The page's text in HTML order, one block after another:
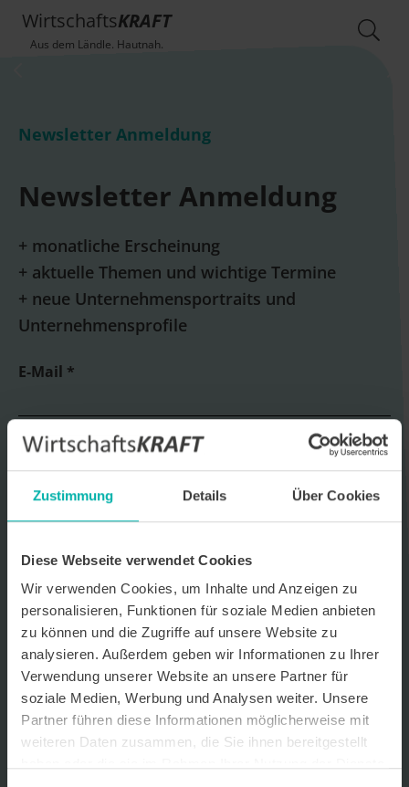
Zustimmung Details Über Cookies
Diese Webseite verwendet Cookies
Wir verwenden Cookies, um Inhalte und Anzeigen zu
personalisieren, Funktionen für soziale Medien anbieten
zu können und die Zugriffe auf unsere Website zu
analysieren. Außerdem geben wir Informationen zu Ihrer
Verwendung unserer Website an unsere Partner für
soziale Medien, Werbung und Analysen weiter. Unsere
Partner führen diese Informationen möglicherweise mit
weiteren Daten zusammen, die Sie ihnen bereitgestellt
WirtschaftsKRAFT
Aus dem Ländle. Hautnah.
Newsletter Anmeldung
Newsletter Anmeldung
+ monatliche Erscheinung
+ aktuelle Themen und wichtige Termine
+ neue Unternehmensportraits und
Unternehmensprofile
E-Mail *
Datenverarbeitungshinweis*
erhalte. Um die Inhalte des Newsletters besser auf meine
begleitende Werbeinformationen zu Produkten und
Einwilligung jederzeit kostenfrei für die Zukunft durch den in jedem
Newsletter enthaltenen Abmeldelink oder per E-Mail an info@info-
pforzheim.de widerrufen. Meine E-Mail-Adresse wird ausschließlich
zur Zustellung des Newsletters genutzt. Detaillierte Informationen
zum Umgang mit Ihren Daten und der von uns eingesetzten
Newsletter-Software Cleverreach finden Sie in unserer
Datenschutzerklärung.